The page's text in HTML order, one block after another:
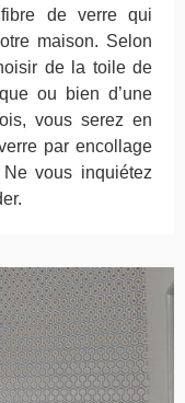
de verre qui
maison. Selon
de la toile de
ou bien d’une
vous serez en
par encollage
vous inquiétez